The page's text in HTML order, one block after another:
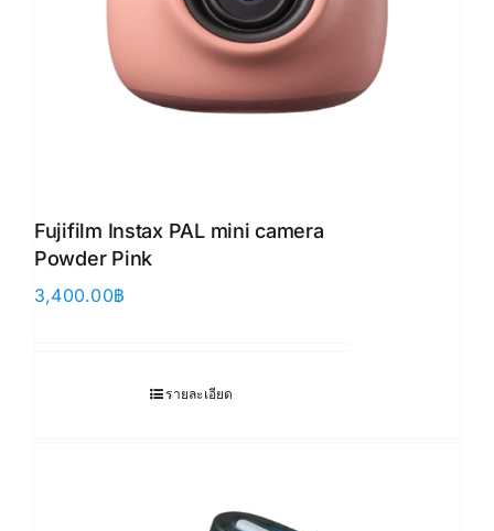
Fujifilm Instax PAL mini camera
Powder Pink
3,400.00฿
รายละเอียด